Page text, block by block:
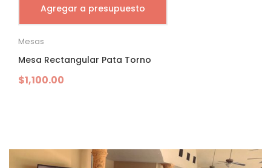
Agregar a presupuesto
Mesas
Mesa Rectangular Pata Torno
$1,100.00